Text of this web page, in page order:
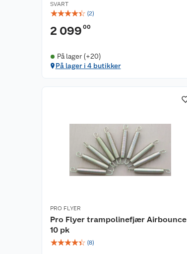
SVART
☆☆☆☆☆ (2)
2 099 00
På lager (+20)
På lager i 4 butikker
PRO FLYER
Pro Flyer trampolinefjær Airbounce
10 pk
☆☆☆☆☆ (8)